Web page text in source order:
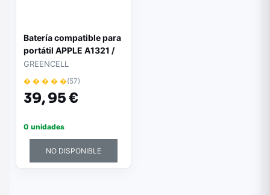
Batería compatible para
portátil APPLE A1321 /
a1286 (2009/2010)
11.1v 5200mah AP10
GREENCELL
� � � � �(57)
39,95 €
0 unidades
NO DISPONIBLE